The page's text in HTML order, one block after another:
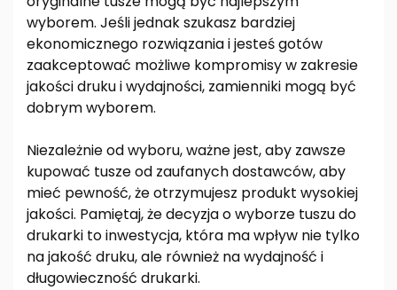
wyborem. Jeśli jednak szukasz bardziej
ekonomicznego rozwiązania i jesteś gotów
zaakceptować możliwe kompromisy w zakresie
jakości druku i wydajności, zamienniki mogą być
dobrym wyborem.
Niezależnie od wyboru, ważne jest, aby zawsze
kupować tusze od zaufanych dostawców, aby
mieć pewność, że otrzymujesz produkt wysokiej
jakości. Pamiętaj, że decyzja o wyborze tuszu do
drukarki to inwestycja, która ma wpływ nie tylko
na jakość druku, ale również na wydajność i
długowieczność drukarki.